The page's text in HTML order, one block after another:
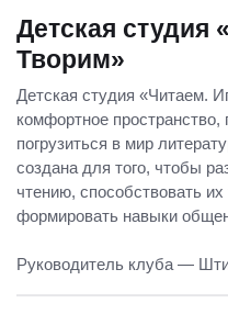
Детская студия
Творим»
Детская студия «Читаем.
комфортное
погрузиться в мир
создана для того, чтобы
чтению, способствовать
формировать навыки
Руководитель клуба —